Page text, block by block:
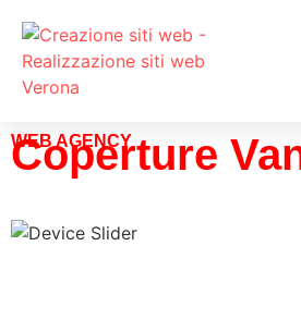
Coperture
WEB AGENCY